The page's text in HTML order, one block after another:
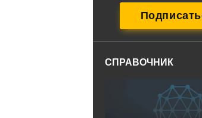
СПРАВОЧНИК